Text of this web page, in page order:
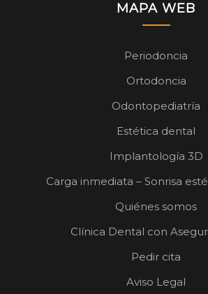
MAPA WEB
Periodoncia
Ortodoncia
Odontopediatría
Estética dental
Implantología 3D
Carga inmediata – Sonrisa
Quiénes somos
Clínica Dental con
Pedir cita
Aviso Legal